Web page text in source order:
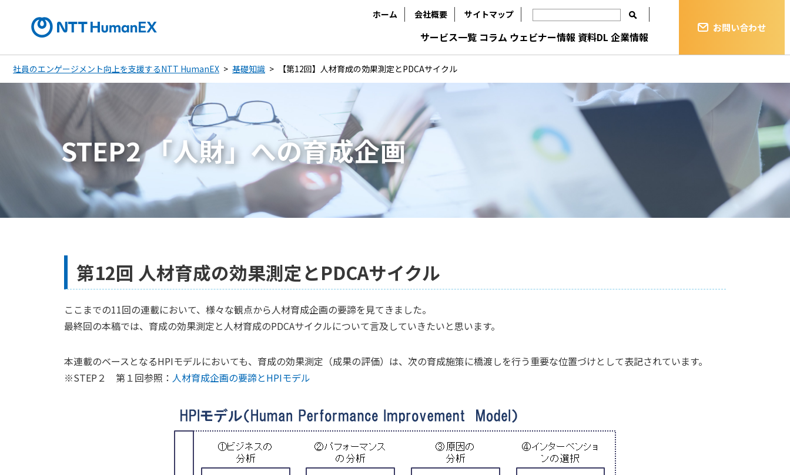
ホーム 会社概要 サイトマップ
サービス一覧 コラム ウェビナー情報 資料DL 企業情報
お問い合わせ
社員のエンゲージメント向上を支援するNTT HumanEX 基礎知識 【第12回】人材育成の効果測定とPDCAサイクル
STEP2 「人財」への育成企画
第12回 人材育成の効果測定とPDCAサイクル
ここまでの11回の連載において、様々な観点から人材育成企画の要諦を見てきました。
最終回の本稿では、育成の効果測定と人材育成のPDCAサイクルについて言及していきたいと思います。
本連載のベースとなるHPIモデルにおいても、育成の効果測定（成果の評価）は、次の育成施策に橋渡しを行う重要な位置づけとして表記されています。
※STEP２ 第１回参照： 人材育成企画の要諦とHPIモデル